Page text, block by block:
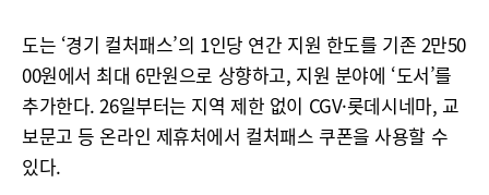
도는 ‘경기 컬처패스’의 1인당 연간 지원 한도를 기존 2만50
00원에서 최대 6만원으로 상향하고, 지원 분야에 ‘도서’를
추가한다. 26일부터는 지역 제한 없이 CGV·롯데시네마, 교
보문고 등 온라인 제휴처에서 컬처패스 쿠폰을 사용할 수
있다.